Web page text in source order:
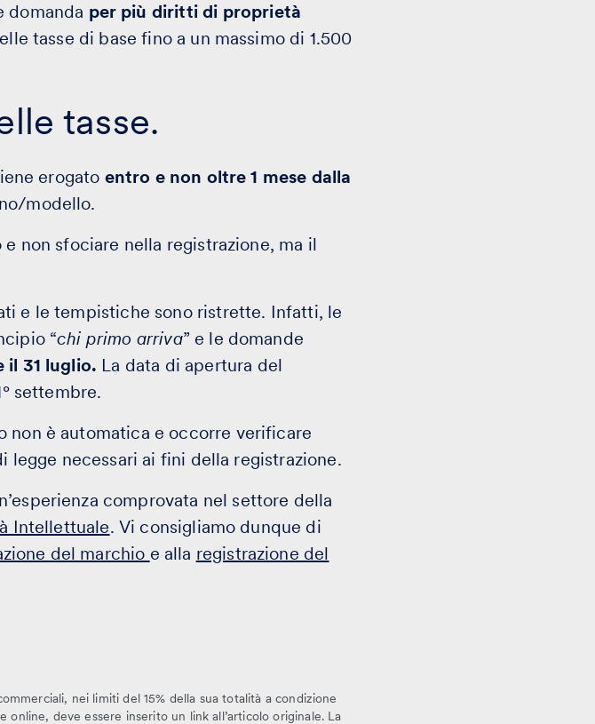
domanda per più diritti di proprietà
tasse di base fino a un massimo di 1.500
tasse.
erogato entro e non oltre 1 mese dalla
modello.
non sfociare nella registrazione, ma il
e le tempistiche sono ristrette. Infatti, le
“chi primo arriva” e le domande
il 31 luglio. La data di apertura del
settembre.
non è automatica e occorre verificare
necessari ai fini della registrazione.
comprovata nel settore della
Intellettuale. Vi consigliamo dunque di
del marchio e alla registrazione del
nei limiti del 15% della sua totalità a condizione
deve essere inserito un link all’articolo originale. La